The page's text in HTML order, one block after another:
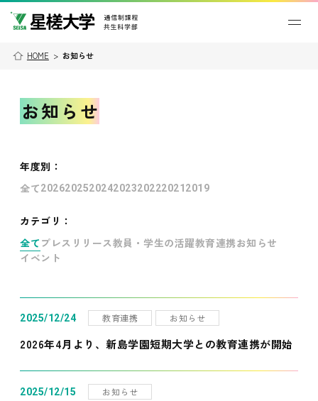
HOME > お知らせ
お知らせ
年度別 ：
全て202620252024202320222021 2019
カテゴリ：
全て プレスリリース教員・学生の活躍教育連携お知らせ
イベント
2025/12/24 教育連携 お知らせ
2026年4月より、新島学園短期大学との教育連携が開始
2025/12/15 お知らせ